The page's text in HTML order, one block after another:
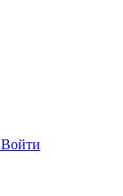
Войти